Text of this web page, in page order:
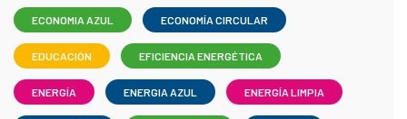
ECONOMIA AZUL ECONOMÍA CIRCULAR
EDUCACIÓN EFICIENCIA ENERGÉTICA
ENERGÍA ENERGIA AZUL ENERGÍA LIMPIA